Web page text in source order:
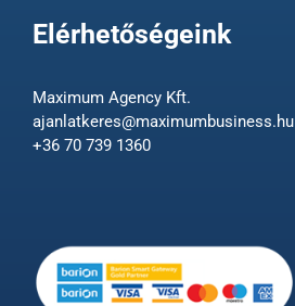
Elérhetőségeink
Maximum Agency Kft.
ajanlatkeres@maximumbusiness.hu
+36 70 739 1360